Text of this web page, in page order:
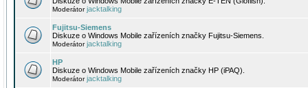
Moderátorjacktalking
Fujitsu-Siemens
Diskuze o Windows Mobile zařízeních značky Fujitsu-Siemens.
Moderátorjacktalking
HP
Diskuze o Windows Mobile zařízeních značky HP (iPAQ).
Moderátorjacktalking